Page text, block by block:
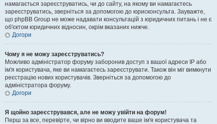
намагається зареєструватись, чи до сайту, на якому ви намагаєтесь
зареєструватись, зверніться за допомогою до юрисконсульта. Зауважте,
що phpBB Group не може надавати консультацій з юридичних питань і не є
об'єктом юридичних відносин, окрім вказаних нижче.
Догори
Чому я не можу зареєструватись?
Можливо адміністратор форуму заборонив доступ з вашої адреси IP або
ім'я користувача, яке ви намагаєтесь зареєструвати. Також він міг вимкнути
реєстрацію нових користувачів. Зверніться за допомогою до
адміністратора форуму.
Догори
Я щойно зареєструвався, але не можу увійти на форум!
Перш за все, перевірте, чи вірно ви вводите ваше ім'я користувача та